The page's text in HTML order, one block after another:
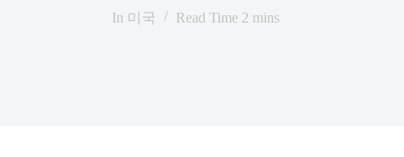
In 미국 Read Time 2 mins